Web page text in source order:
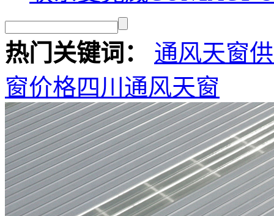
热门关键词：
通风天窗
窗价格四川通风天窗